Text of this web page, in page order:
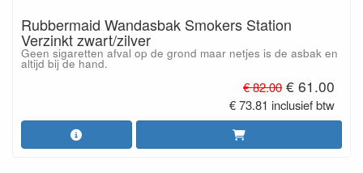
Rubbermaid Wandasbak Smokers Station
Verzinkt zwart/zilver
Geen sigaretten afval op de grond maar netjes is de asbak en
altijd bij de hand.
€ 82.00 € 61.00
€ 73.81 inclusief btw